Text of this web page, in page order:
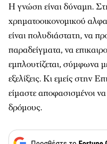
Η γνώση είναι δύναμη.
χρηματοοικονομικού
είναι πολυδιάστατη, να
παραδείγματα, να
εμπλουτίζεται, σύμφωνα
εξελίξεις. Κι εμείς στην
είμαστε αποφασισμένοι
δρόμους.